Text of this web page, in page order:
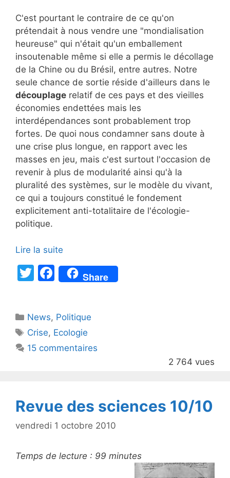
C'est pourtant le contraire de ce qu'on
prétendait à nous vendre une "mondialisation
heureuse" qui n'était qu'un emballement
insoutenable même si elle a permis le décollage
de la Chine ou du Brésil, entre autres. Notre
seule chance de sortie réside d'ailleurs dans le
découplage relatif de ces pays et des vieilles
économies endettées mais les
interdépendances sont probablement trop
fortes. De quoi nous condamner sans doute à
une crise plus longue, en rapport avec les
masses en jeu, mais c'est surtout l'occasion de
revenir à plus de modularité ainsi qu'à la
pluralité des systèmes, sur le modèle du vivant,
ce qui a toujours constitué le fondement
explicitement anti-totalitaire de l'écologie-
politique.
Lire la suite
T
er
F
a
e
b
o
Share
Catégories
News, Politique
Étiquettes
Crise, Ecologie
15 commentaires
2 764 vues
Revue des sciences 10/10
vendredi 1 octobre 2010
Temps de lecture : 99 minutes